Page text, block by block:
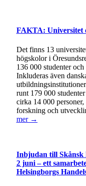
FAKTA: Universitet
Det finns 13
högskolor i
136 000 studenter
Inkluderas även
runt 179 000
cirka 14 000
forskning och
mer →
Inbjudan till Skånsk
2 juni – ett
Helsingborgs